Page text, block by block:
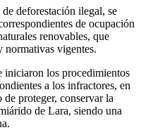
de deforestación ilegal, se
de ocupación
renovables, que
normativas vigentes.
iniciaron los procedimientos
a los infractores, en
proteger, conservar la
de Lara, siendo una